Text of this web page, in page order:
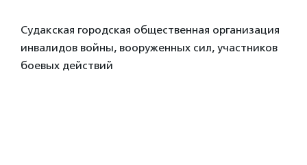
Судакская городская общественная организация
инвалидов войны, вооруженных сил, участников
боевых действий